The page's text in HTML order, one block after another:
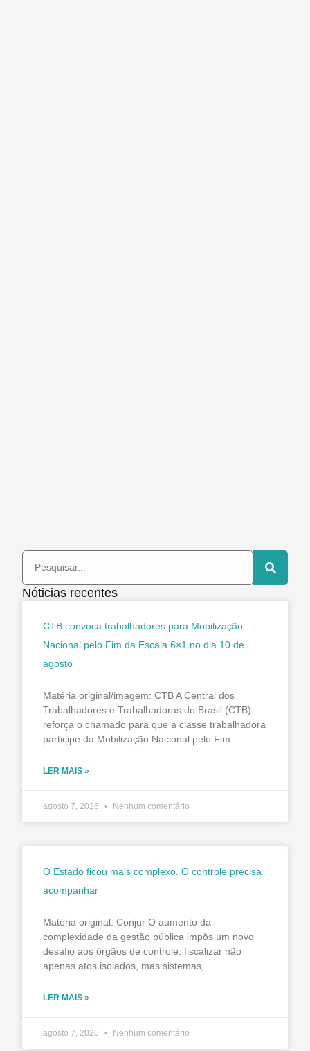
Nóticias recentes
CTB convoca trabalhadores para Mobilização
Nacional pelo Fim da Escala 6×1 no dia 10 de
agosto
Matéria original/imagem: CTB A Central dos
Trabalhadores e Trabalhadoras do Brasil (CTB)
reforça o chamado para que a classe trabalhadora
participe da Mobilização Nacional pelo Fim
LER MAIS »
agosto 7, 2026 Nenhum comentário
O Estado ficou mais complexo. O controle precisa
acompanhar
Matéria original: Conjur O aumento da
complexidade da gestão pública impôs um novo
desafio aos órgãos de controle: fiscalizar não
apenas atos isolados, mas sistemas,
LER MAIS »
agosto 7, 2026 Nenhum comentário